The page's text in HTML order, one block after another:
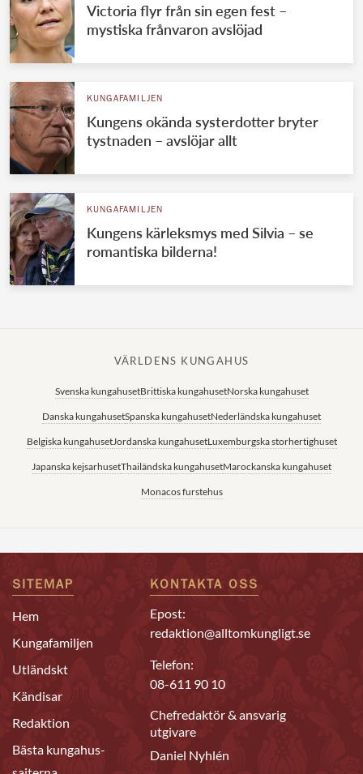
Victoria flyr från sin egen fest –
mystiska frånvaron avslöjad
KUNGAFAMILJEN
Kungens okända systerdotter bryter
tystnaden – avslöjar allt
KUNGAFAMILJEN
Kungens kärleksmys med Silvia – se
romantiska bilderna!
VÄRLDENS KUNGAHUS
Svenska kungahusetBrittiska kungahusetNorska kungahuset
Danska kungahusetSpanska kungahusetNederländska kungahuset
Belgiska kungahusetJordanska kungahusetLuxemburgska storhertighuset
Japanska kejsarhusetThailändska kungahusetMarockanska kungahuset
Monacos furstehus
SITEMAP
Hem
Kungafamiljen
Utländskt
Kändisar
Redaktion
Bästa kungahus-
KONTAKTA OSS
Epost:
redaktion@alltomkungligt.se
Telefon:
08-611 90 10
Chefredaktör & ansvarig
utgivare
Daniel Nyhlén